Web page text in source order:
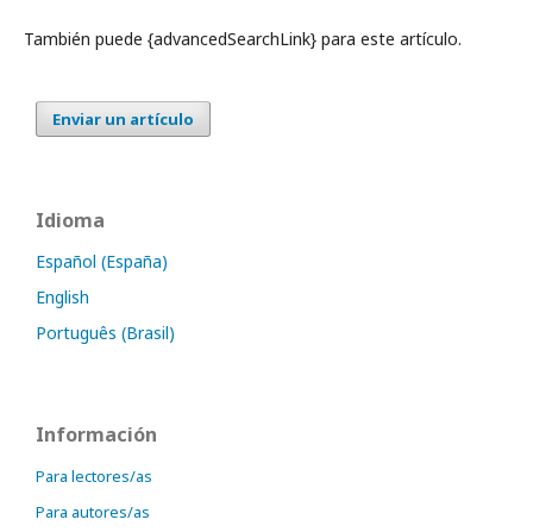
También puede {advancedSearchLink} para este artículo.
Enviar un artículo
Idioma
Español (España)
English
Português (Brasil)
Información
Para lectores/as
Para autores/as